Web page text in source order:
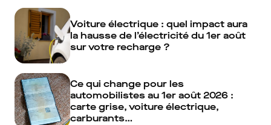
Voiture électrique : quel impact aura
la hausse de l’électricité du 1er août
sur votre recharge ?
Ce qui change pour les
automobilistes au 1er août 2026 :
carte grise, voiture électrique,
carburants…